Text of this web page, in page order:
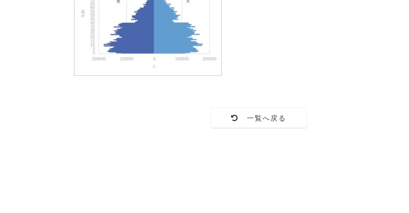
一覧へ戻る